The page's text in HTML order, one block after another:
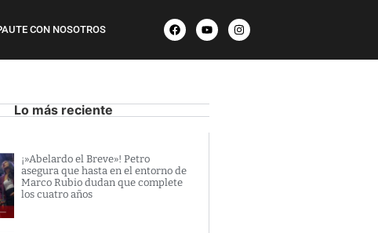
CON NOSOTROS
Lo más reciente
¡»Abelardo el Breve»! Petro
asegura que hasta en el entorno de
Marco Rubio dudan que complete
los cuatro años